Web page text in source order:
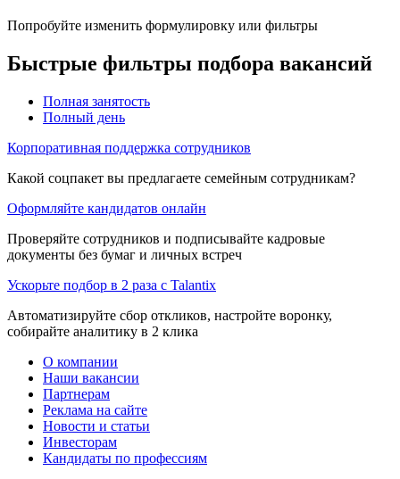
Попробуйте изменить формулировку или фильтры
Быстрые фильтры подбора вакансий
Полная занятость
Полный день
Корпоративная поддержка сотрудников
Какой соцпакет вы предлагаете семейным сотрудникам?
Оформляйте кандидатов онлайн
Проверяйте сотрудников и подписывайте кадровые
документы без бумаг и личных встреч
Ускорьте подбор в 2 раза с Talantix
Автоматизируйте сбор откликов, настройте воронку,
собирайте аналитику в 2 клика
О компании
Наши вакансии
Партнерам
Реклама на сайте
Новости и статьи
Инвесторам
Кандидаты по профессиям